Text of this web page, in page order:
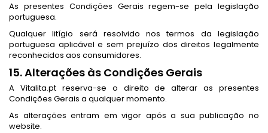
As presentes Condições Gerais regem-se pela legislação
portuguesa.
Qualquer litígio será resolvido nos termos da legislação
portuguesa aplicável e sem prejuízo dos direitos legalmente
reconhecidos aos consumidores.
15. Alterações às Condições Gerais
A Vitalita.pt reserva-se o direito de alterar as presentes
Condições Gerais a qualquer momento.
As alterações entram em vigor após a sua publicação no
website.